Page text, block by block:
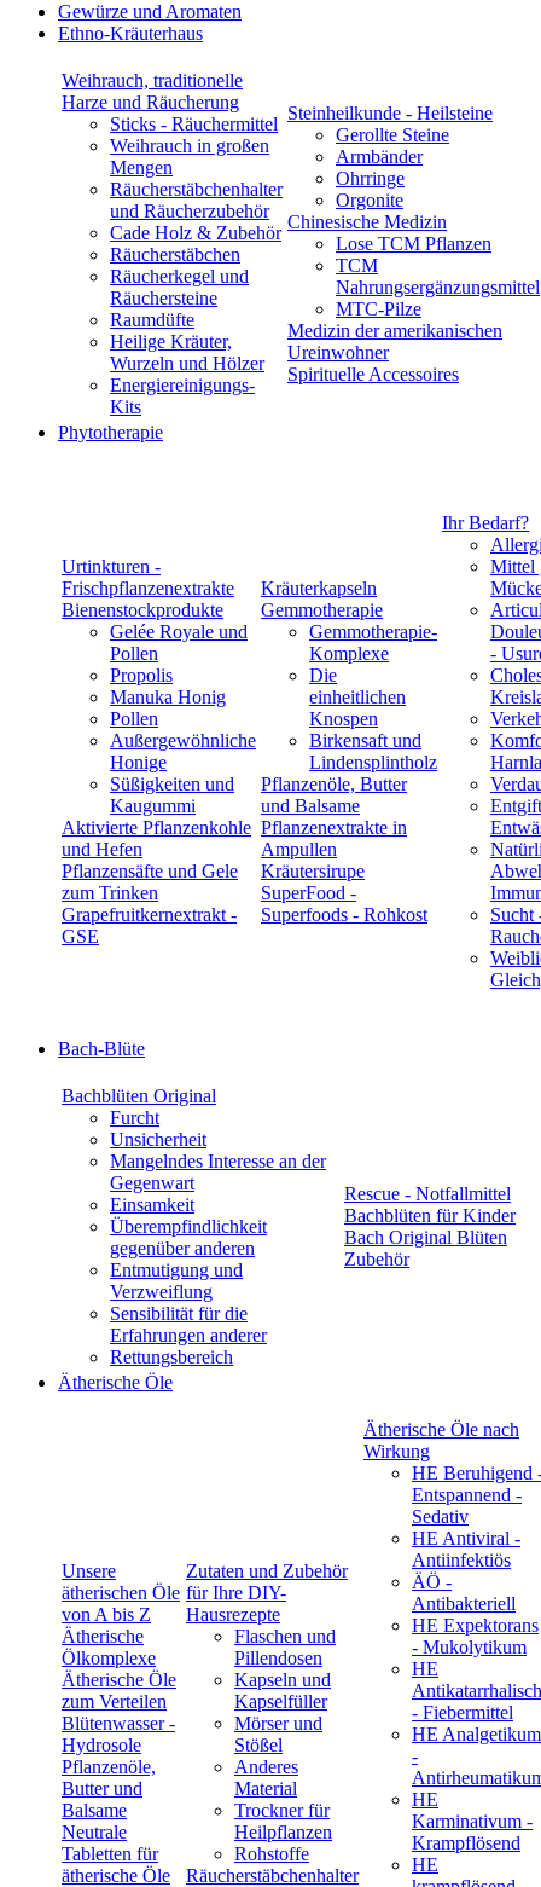
Gewürze und Aromaten
Ethno-Kräuterhaus
Weihrauch, traditionelle
Harze und Räucherung
Sticks - Räuchermittel
Weihrauch in großen
Mengen
Räucherstäbchenhalter
und Räucherzubehör
Cade Holz & Zubehör
Räucherstäbchen
Räucherkegel und
Räuchersteine
Raumdüfte
Heilige Kräuter,
Wurzeln und Hölzer
Energiereinigungs-
Kits
Steinheilkunde - Heilsteine
Gerollte Steine
Armbänder
Ohrringe
Orgonite
Chinesische Medizin
Lose TCM Pflanzen
TCM
Nahrungsergänzungsmittel
MTC-Pilze
Medizin der amerikanischen
Ureinwohner
Spirituelle Accessoires
Phytotherapie
Urtinkturen -
Frischpflanzenextrakte
Bienenstockprodukte
Gelée Royale und
Pollen
Propolis
Manuka Honig
Pollen
Außergewöhnliche
Honige
Süßigkeiten und
Kaugummi
Aktivierte Pflanzenkohle
und Hefen
Pflanzensäfte und Gele
zum Trinken
Grapefruitkernextrakt -
GSE
Kräuterkapseln
Gemmotherapie
Gemmotherapie-
Komplexe
Die
einheitlichen
Knospen
Birkensaft und
Lindensplintholz
Pflanzenöle, Butter
und Balsame
Pflanzenextrakte in
Ampullen
Kräutersirupe
SuperFood -
Superfoods - Rohkost
Ihr Bedarf?
Mittel
-
Sucht
Bach-Blüte
Bachblüten Original
Furcht
Unsicherheit
Mangelndes Interesse an der
Gegenwart
Einsamkeit
Überempfindlichkeit
gegenüber anderen
Entmutigung und
Verzweiflung
Sensibilität für die
Erfahrungen anderer
Rettungsbereich
Rescue - Notfallmittel
Bachblüten für Kinder
Bach Original Blüten
Zubehör
Ätherische Öle
Unsere
ätherischen Öle
von A bis Z
Ätherische
Ölkomplexe
Ätherische Öle
zum Verteilen
Blütenwasser -
Hydrosole
Pflanzenöle,
Butter und
Balsame
Neutrale
Tabletten für
ätherische Öle
Zutaten und Zubehör
für Ihre DIY-
Hausrezepte
Flaschen und
Pillendosen
Kapseln und
Kapselfüller
Mörser und
Stößel
Anderes
Material
Trockner für
Heilpflanzen
Rohstoffe
Räucherstäbchenhalter
Ätherische Öle nach
Wirkung
HE Beruhigend
Entspannend -
Sedativ
HE Antiviral -
Antiinfektiös
ÄÖ -
Antibakteriell
HE Expektorans
- Mukolytikum
HE
Antikatarrhalisch
- Fiebermittel
HE Analgetikum
-
HE
Karminativum -
Krampflösend
HE